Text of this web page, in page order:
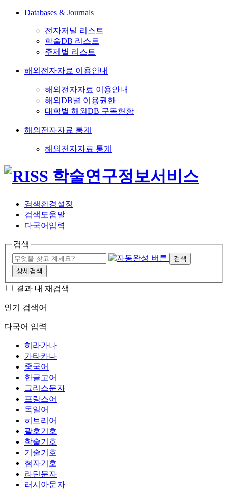
Databases & Journals
전자저널 리스트
학술DB 리스트
주제별 리스트
해외전자자료 이용안내
해외전자자료 이용안내
해외DB별 이용권한
대학별 해외DB 구독현황
해외전자자료 통계
해외전자자료 통계
검색환경설정
검색도움말
다국어입력
검색
검색
상세검색
결과 내 재검색
인기 검색어
다국어 입력
히라가나
가타카나
중국어
한글고어
그리스문자
프랑스어
독일어
히브리어
괄호기호
학술기호
기술기호
첨자기호
라틴문자
러시아문자